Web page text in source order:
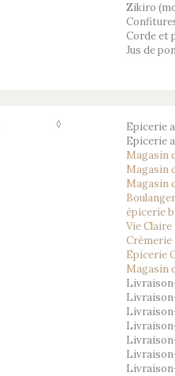
Zikiro
Corde et
Jus de
◊
Epicerie
Epicerie
Magasin
Magasin
Magasin
épicerie
Vie Claire
Crèmerie
Epicerie
Magasin